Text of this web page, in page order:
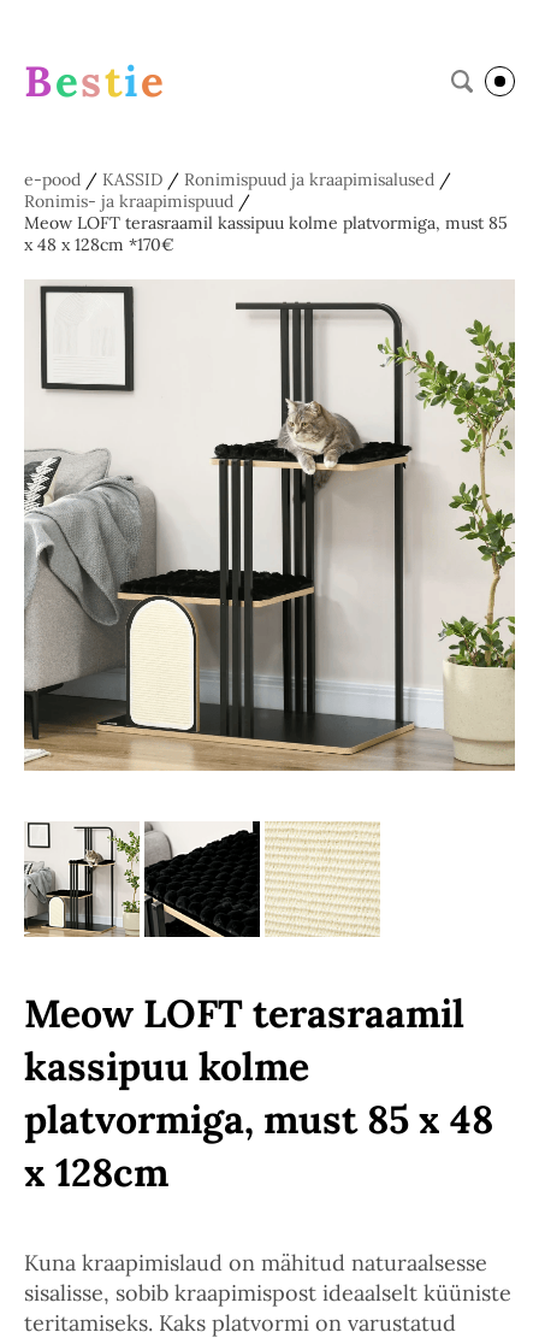
Bestie
e-pood / KASSID / Ronimispuud ja kraapimisalused /
Ronimis- ja kraapimispuud /
Meow LOFT terasraamil kassipuu kolme platvormiga, must 85
x 48 x 128cm *170€
Meow LOFT terasraamil
kassipuu kolme
platvormiga, must 85 x 48
x 128cm
Kuna kraapimislaud on mähitud naturaalsesse
sisalisse, sobib kraapimispost ideaalselt küüniste
teritamiseks. Kaks platvormi on varustatud